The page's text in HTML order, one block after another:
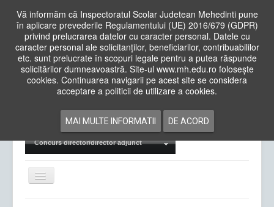
Vă informăm că Inspectoratul Scolar Judetean Mehedinti pune
în aplicare prevederile Regulamentului (UE) 2016/679 (GDPR)
privind prelucrarea datelor cu caracter personal. Datele cu
caracter personal ale solicitanților, beneficiarilor, contribuabililor
etc. sunt prelucrate în scopuri legale pentru a putea răspunde
solicitărilor dumneavoastră. Site-ul www.mh.edu.ro folosește
cookies. Continuarea navigarii pe acest site se considera
acceptare a politicii de utilizare a cookies.
MAI MULTE INFORMATII DE ACORD
Cauta
in
siteAcasa Cadre Didactice
Examene Naționale
Concurs director/director adjunct
Comută
navigarea